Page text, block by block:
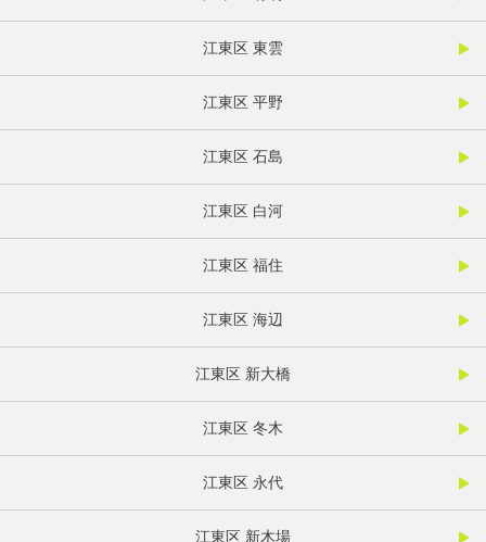
江東区 東雲
江東区 平野
江東区 石島
江東区 白河
江東区 福住
江東区 海辺
江東区 新大橋
江東区 冬木
江東区 永代
江東区 新木場